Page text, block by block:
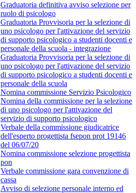
Graduatoria definitiva avviso selezione per
ruolo di psicologo
Graduatoria Provvisoria per la selezione di
uno psicologo per l'attivazione del servizio
di supporto psicologico a studenti docenti e
personale della scuola - integrazione
Graduatoria Provvisoria per la selezione di
uno psicologo per l'attivazione del servizio
di supporto psicologico a studenti docenti e
personale della scuola
Nomina commissione Servizio Psicologico
Nomina della commissione per la selezione
di uno psicologo per l'attivazione del
servizio di supporto psicologico
Verbale della commissione giudicatrice
dell'esperto progettista fsepon prot 19146
del 06/07/20
Nomina commissione selezione progettista
pon
Verbale commissione gara convenzione di
cassa
Avviso di selezione personale interno ed